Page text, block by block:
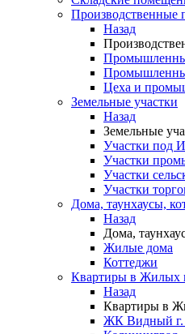
Производственные
Назад
Цеха и
Земельные участки
Назад
Земельные
Участки под
Участки
Участки
Участки
Дома, таунхаусы,
Назад
Дома,
Жилые дома
Коттеджи
Квартиры в Жилых
Назад
Квартиры в
ЖК Видный г.